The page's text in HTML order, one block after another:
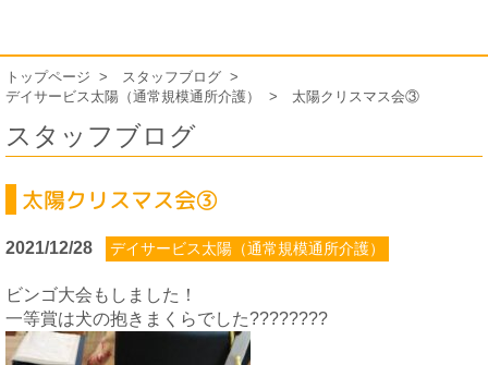
トップページ
スタッフブログ
デイサービス太陽（通常規模通所介護）
太陽クリスマス会③
スタッフブログ
太陽クリスマス会③
2021/12/28 デイサービス太陽（通常規模通所介護）
ビンゴ大会もしました！
一等賞は犬の抱きまくらでした????????